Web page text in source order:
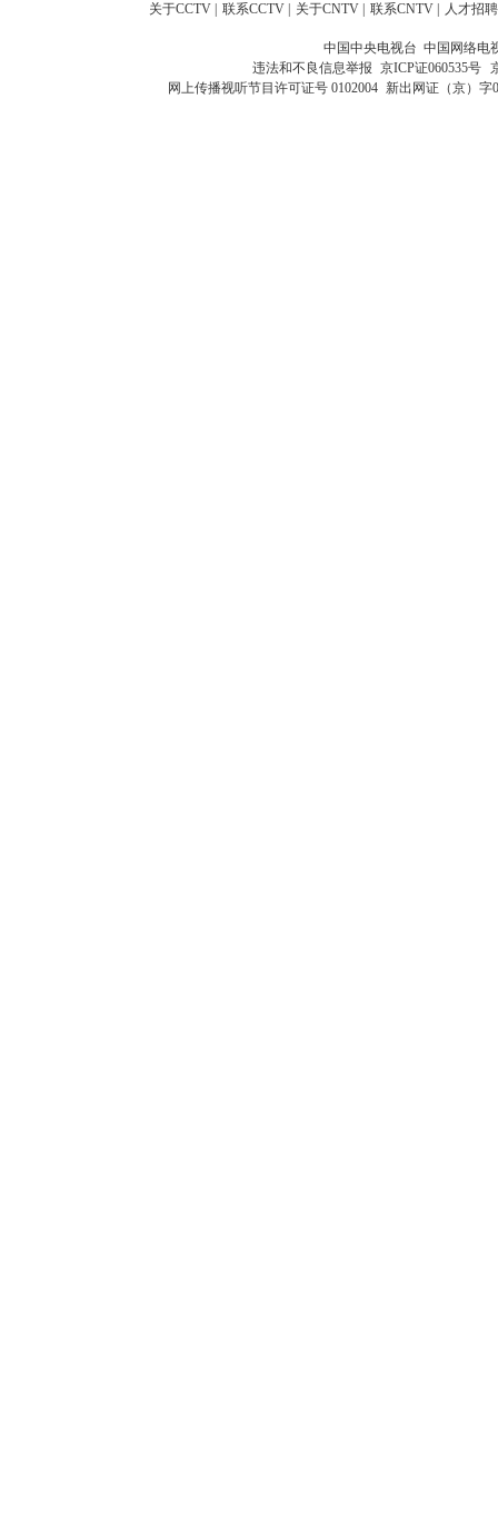
关于CCTV 联系CCTV 关于CNTV 联系CNTV 人才招聘
中国中央电视台 中国网络电
违法和不良信息举报 京ICP证060535号
网上传播视听节目许可证号 0102004 新出网证（京）